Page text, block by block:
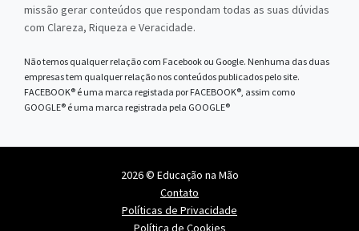
missão gerar conteúdos que respondam todas as suas dúvidas
com Clareza, Riqueza e Veracidade.
Não temos qualquer relação com Facebook ou Google. Nenhuma das duas
empresas tem qualquer relação nos conteúdos publicados pelo site.
FACEBOOK® é uma marca registada por FACEBOOK®, assim como
GOOGLE® é uma marca registrada pela GOOGLE®
2026 © Educação na Mão
Contato
Políticas de Privacidade
Política de Cookies